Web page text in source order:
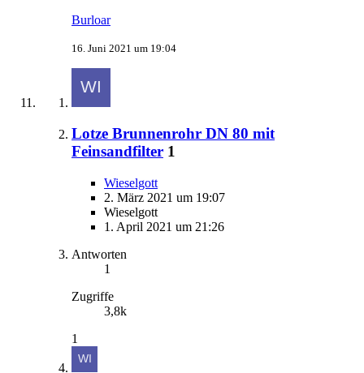
Burloar
16. Juni 2021 um 19:04
Lotze Brunnenrohr DN 80 mit
Feinsandfilter 1
Wieselgott
2. März 2021 um 19:07
Wieselgott
1. April 2021 um 21:26
Antworten
1
Zugriffe
3,8k
1